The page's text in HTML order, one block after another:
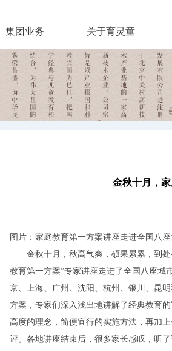
集团业务 关于育灵童
金秋十月，
图片：家庭教育第一方案讲座走进全国八
金秋十月，秋高气爽，硕果累累，到处
教育第一方案”专家讲座走进了全国八座城
京、上海、广州、沈阳、杭州、银川、昆
方案，专家们深入浅出地讲解了经典教育
高度的理念，简便宜行的实施方法，再加
评。各地讲座结束后，很多家长感叹，听